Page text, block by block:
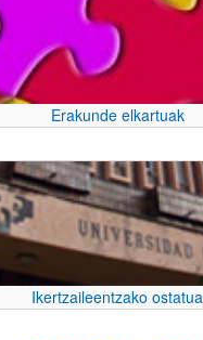
Erakunde elkartuak
Ikertzaileentzako ostatua